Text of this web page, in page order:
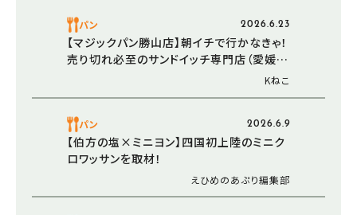
パン 2026.6.23
【マジックパン勝山店】朝イチで行かなきゃ！
売り切れ必至のサンドイッチ専門店（愛媛/
Kねこ
パン 2026.6.9
【伯方の塩×ミニヨン】四国初上陸のミニク
ロワッサンを取材！
えひめのあぷり編集部